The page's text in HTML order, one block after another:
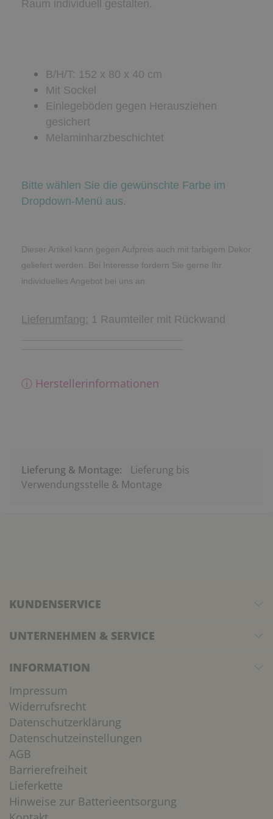
Raum individuell gestalten.
B/H/T: 152 x 80 x 40 cm
Mit Sockel
Einlegeböden gegen Herausziehen
gesichert
Melaminharzbeschichtet
Bitte wählen Sie die gewünschte Farbe im
Dropdown-Menü aus.
Dieser Artikel kann gegen Aufpreis auch mit farbigem Dekor
geliefert werden. Bei Interesse fordern Sie gerne Ihr
individuelles Angebot bei uns an.
Lieferumfang: 1 Raumteiler mit Rückwand
ⓘ Herstellerinformationen
Lieferung & Montage:
Lieferung bis
Verwendungsstelle & Montage
KUNDENSERVICE
UNTERNEHMEN & SERVICE
INFORMATION
Impressum
Widerrufsrecht
Datenschutzerklärung
Datenschutzeinstellungen
AGB
Barrierefreiheit
Lieferkette
Hinweise zur Batterieentsorgung